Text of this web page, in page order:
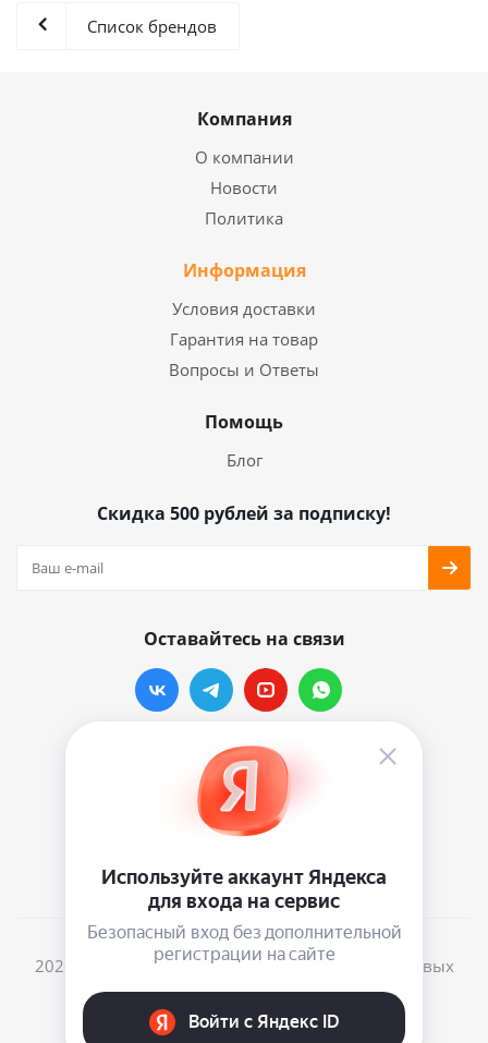
Список брендов
Компания
О компании
Новости
Политика
Информация
Условия доставки
Гарантия на товар
Вопросы и Ответы
Помощь
Блог
Скидка 500 рублей за подписку!
Оставайтесь на связи
Наши контакты
info@vinylmarkt.ru
2026 © Винилмаркт - интернет-магазин виниловых
пластинок